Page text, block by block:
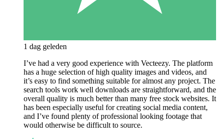
1 dag geleden
I’ve had a very good experience with Vecteezy. The platform
has a huge selection of high quality images and videos, and
it’s easy to find something suitable for almost any project. The
search tools work well downloads are straightforward, and the
overall quality is much better than many free stock websites. It
has been especially useful for creating social media content,
and I’ve found plenty of professional looking footage that
would otherwise be difficult to source.